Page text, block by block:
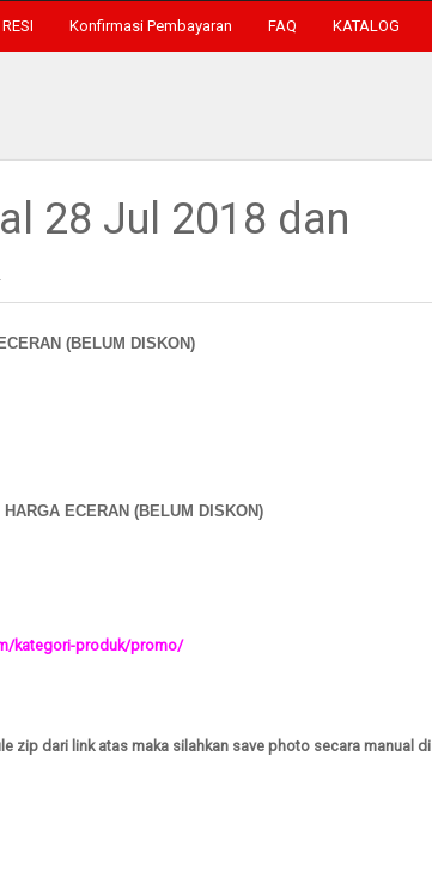
RESI Konfirmasi Pembayaran FAQ KATALOG
28 Jul 2018 dan
(BELUM DISKON)
HARGA ECERAN (BELUM DISKON)
kategori-produk/promo/
zip dari link atas maka silahkan save photo secara manual di